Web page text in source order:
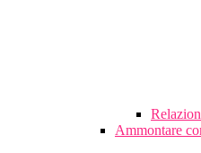
Ammontare